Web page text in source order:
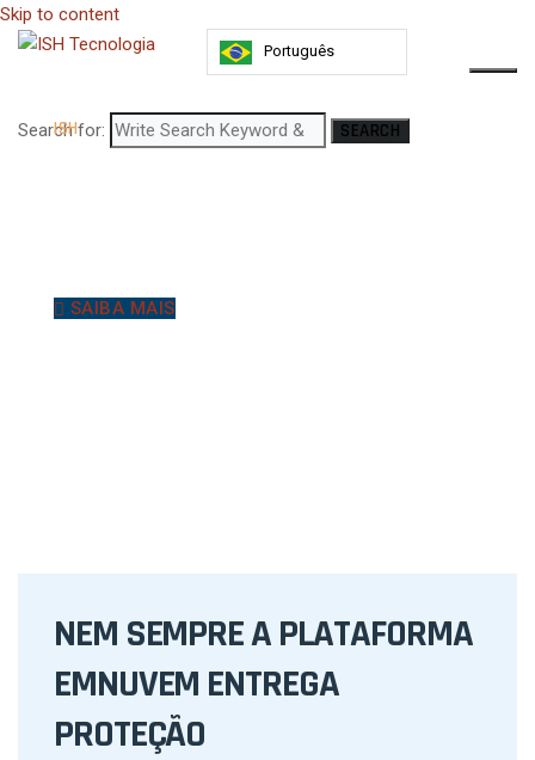
Skip to content
Português
Search for: SEARCH
ISH
SAIBA MAIS
NEM SEMPRE A PLATAFORMA
EMNUVEM ENTREGA
PROTEÇÃO